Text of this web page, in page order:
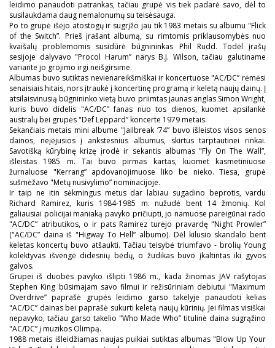
leidimo panaudoti patrankas, tačiau grupė vis tiek padarė savo, dėl to
susilaukdama daug nemalonumų su teisėsauga.
Po to grupė išėjo atostogų ir sugrįžo jau tik 1983 metais su albumu "Flick
of the Switch”. Prieš įrašant albumą, su rimtomis priklausomybės nuo
kvaišalų problemomis susidūrė būgnininkas Phil Rudd. Todėl įrašų
sesijoje dalyvavo "Procol Harum” narys B.J. Wilson, tačiau galutiname
variante jo grojimo irgi neišgirsime.
Albumas buvo sutiktas nevienareikšmiškai ir koncertuose "AC/DC” rėmėsi
senaisiais hitais, nors įtraukė į koncertinę programą ir keletą naujų dainų. Į
atsilaisvinusią būgnininko vietą buvo priimtas jaunas anglas Simon Wright,
kuris buvo didelis "AC/DC” fanas nuo tos dienos, kuomet apsilankė
australų bei grupės "Def Leppard” koncerte 1979 metais.
Sekančiais metais mini albume "Jailbreak ‘74” buvo išleistos visos senos
dainos, neįėjusios į ankstesnius albumus, skirtus tarptautinei rinkai.
Savotišką kūrybinę krizę įrodė ir sekantis albumas "Fly On The Wall”,
išleistas 1985 m. Tai buvo pirmas kartas, kuomet kasmetiniuose
žurnaluose "Kerrang” apdovanojimuose liko be nieko. Tiesa, grupė
sušmėžavo "Metų nusivylimo” nominacijoje.
Ir taip ne itin sėkmingus metus dar labiau sugadino beprotis, vardu
Richard Ramirez, kuris 1984-1985 m. nužudė bent 14 žmonių. Kol
galiausiai policijai maniaką pavyko pričiupti, jo namuose pareigūnai rado
"AC/DC” atributikos, o ir pats Ramirez turėjo pravardę "Night Prowler”
("AC/DC” daina iš "Higway To Hell” albumo). Dėl kilusio skandalo bent
keletas koncertų buvo atšaukti. Tačiau teisybė triumfavo - brolių Young
kolektyvas išvengė didesnių bėdų, o žudikas buvo įkaltintas iki gyvos
galvos.
Grupei iš duobės pavyko išlipti 1986 m., kada žinomas JAV rašytojas
Stephen King būsimajam savo filmui ir režisūriniam debiutui "Maximum
Overdrive” paprašė grupės leidimo garso takelyje panaudoti kelias
"AC/DC” dainas bei paprašė sukurti keletą naujų kūrinių. Jei filmas visiškai
nepavyko, tačiau garso takelio "Who Made Who” titulinė daina sugrąžino
"AC/DC” į muzikos Olimpą.
1988 metais išleidžiamas naujas puikiai sutiktas albumas "Blow Up Your